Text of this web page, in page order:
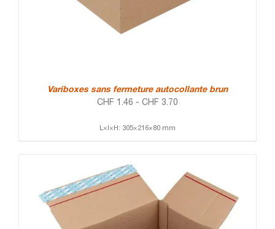
Variboxes sans fermeture autocollante brun
CHF 1.46 - CHF 3.70
L×l×H: 305×216×80 mm